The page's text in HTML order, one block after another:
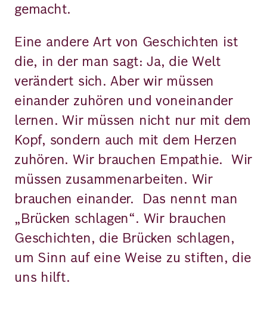
gemacht.
Eine andere Art von Geschichten ist
die, in der man sagt: Ja, die Welt
verändert sich. Aber wir müssen
einander zuhören und voneinander
lernen. Wir müssen nicht nur mit dem
Kopf, sondern auch mit dem Herzen
zuhören. Wir brauchen Empathie. Wir
müssen zusammenarbeiten. Wir
brauchen einander. Das nennt man
„Brücken schlagen“. Wir brauchen
Geschichten, die Brücken schlagen,
um Sinn auf eine Weise zu stiften, die
uns hilft.